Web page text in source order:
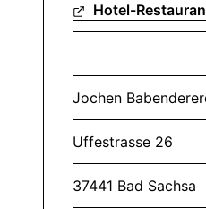
Hotel-
Jochen
Uffestrasse 26
37441 Bad Sachsa